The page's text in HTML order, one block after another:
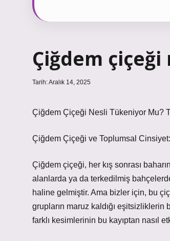
Çiğdem
Tarih: Aralık 14, 2025
Çiğdem Çiçeği Nesli Tükeniyor Mu?
Çiğdem Çiçeği ve Toplumsal
Çiğdem çiçeği, her kış sonrası
alanlarda ya da terkedilmiş
haline gelmiştir. Ama bizler için, bu
grupların maruz kaldığı eşitsizliklerin
farklı kesimlerinin bu kayıptan nasıl